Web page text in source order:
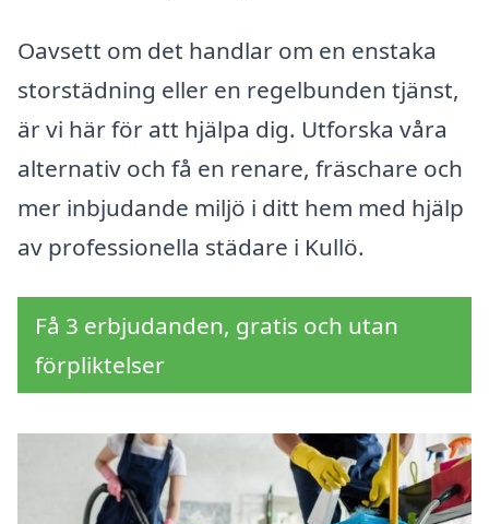
Oavsett om det handlar om en enstaka
storstädning eller en regelbunden tjänst,
är vi här för att hjälpa dig. Utforska våra
alternativ och få en renare, fräschare och
mer inbjudande miljö i ditt hem med hjälp
av professionella städare i Kullö.
Få 3 erbjudanden, gratis och utan
förpliktelser